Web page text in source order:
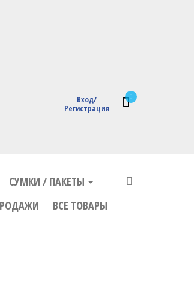
0
Вход/
Регистрация
СУМКИ / ПАКЕТЫ
ВСЕ ТОВАРЫ